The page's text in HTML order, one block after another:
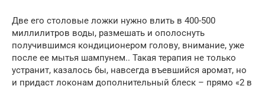
Две его столовые ложки нужно влить в 400-500
миллилитров воды, размешать и ополоснуть
получившимся кондиционером голову, внимание, уже
после ее мытья шампунем.. Такая терапия не только
устранит, казалось бы, навсегда въевшийся аромат, но
и придаст локонам дополнительный блеск – прямо «2 в